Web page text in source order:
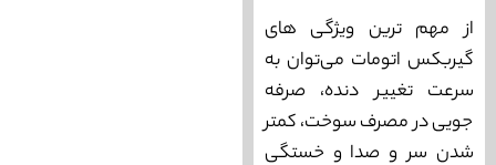
از مهم ترین ویژگی‌ های
گیربکس اتومات می‌‌‌توان به
سرعت تغییر دنده، صرفه‌
جویی در مصرف سوخت، کمتر
شدن سر و صدا و خستگی